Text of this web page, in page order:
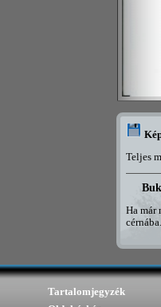
Teljes
Ha már
Tartalomjegyzék